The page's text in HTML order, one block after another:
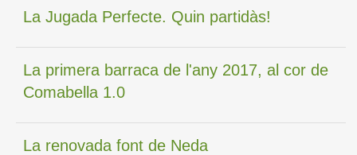
La Jugada Perfecte. Quin partidàs!
La primera barraca de l'any 2017, al cor de
Comabella 1.0
La renovada font de Neda